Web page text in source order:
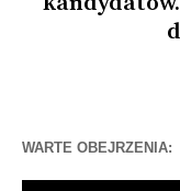
WARTE OBEJRZENIA: